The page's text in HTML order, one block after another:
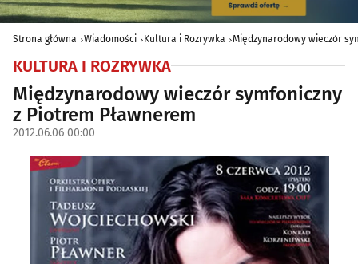
Strona główna Wiadomości Kultura i Rozrywka Międzynarodowy wieczór
KULTURA I ROZRYWKA
Międzynarodowy wieczór symfoniczny
z Piotrem Pławnerem
2012.06.06 00:00